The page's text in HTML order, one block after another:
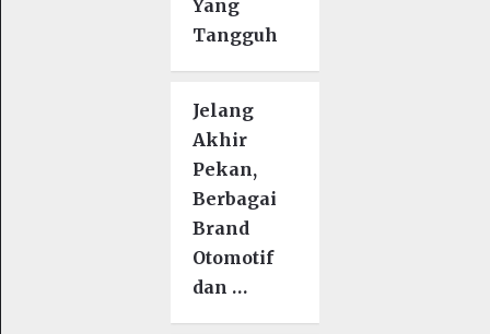
Yang
Tangguh
Jelang
Akhir
Pekan,
Berbagai
Brand
Otomotif
dan …